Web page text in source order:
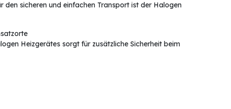
den sicheren und einfachen Transport ist der Halogen
Heizgerätes sorgt für zusätzliche Sicherheit beim